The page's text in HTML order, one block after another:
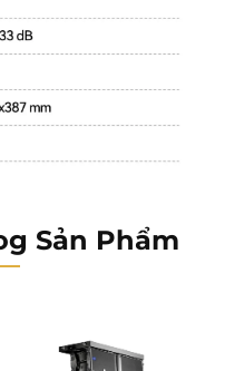
Sản Phẩm